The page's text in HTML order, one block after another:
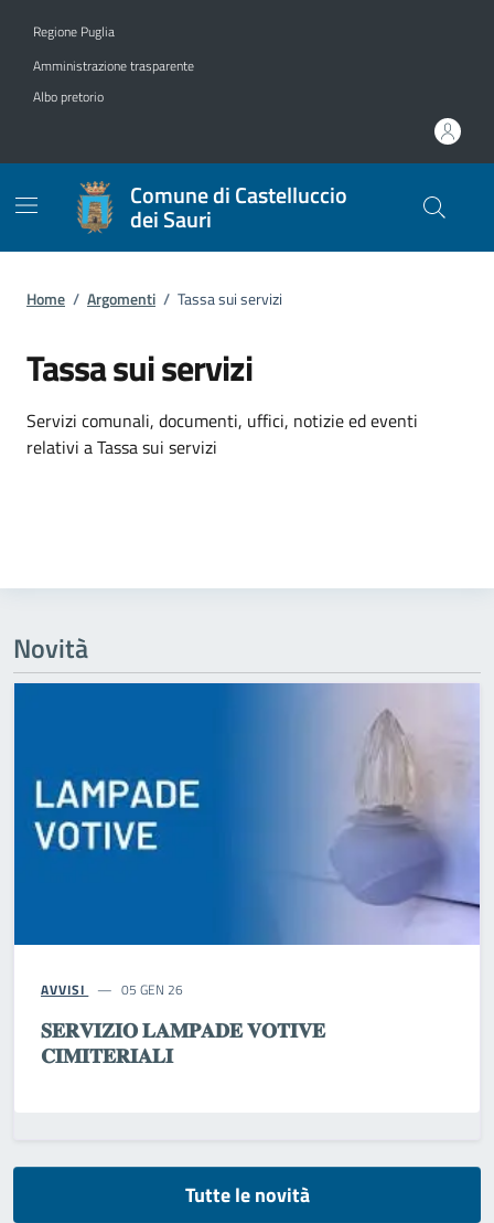
Regione Puglia
Amministrazione trasparente
Albo pretorio
Comune di Castelluccio
dei Sauri
Home / Argomenti / Tassa sui servizi
Tassa sui servizi
Dettagli dell'argomento
Servizi comunali, documenti, uffici, notizie ed eventi
relativi a Tassa sui servizi
Novità
AVVISI 05 GEN 26
𝐒𝐄𝐑𝐕𝐈𝐙𝐈𝐎 𝐋𝐀𝐌𝐏𝐀𝐃𝐄 𝐕𝐎𝐓𝐈𝐕𝐄
𝐂𝐈𝐌𝐈𝐓𝐄𝐑𝐈𝐀𝐋𝐈
Tutte le novità